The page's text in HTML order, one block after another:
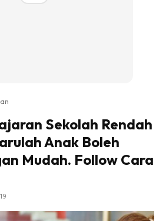
Sekolah Rendah
Anak Boleh
Mudah. Follow Cara